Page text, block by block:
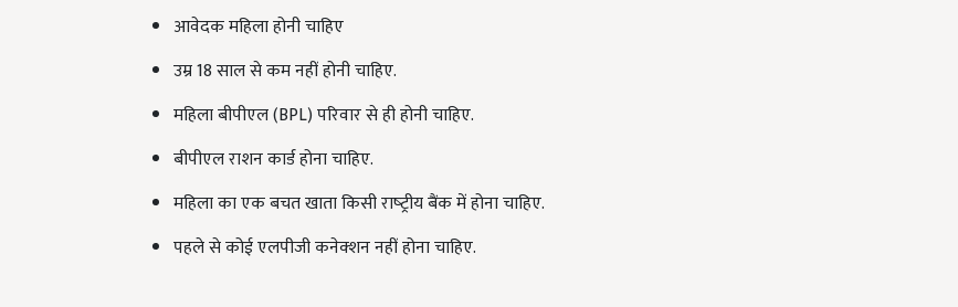
आवेदक महिला होनी चाहिए
उम्र 18 साल से कम नहीं होनी चाहिए.
महिला बीपीएल (BPL) परिवार से ही होनी चाहिए.
बीपीएल राशन कार्ड होना चाहिए.
महिला का एक बचत खाता किसी राष्‍ट्रीय बैंक में होना चाहिए.
पहले से कोई एलपीजी कनेक्‍शन नहीं होना चाहिए.